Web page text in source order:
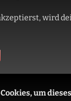
wird
um